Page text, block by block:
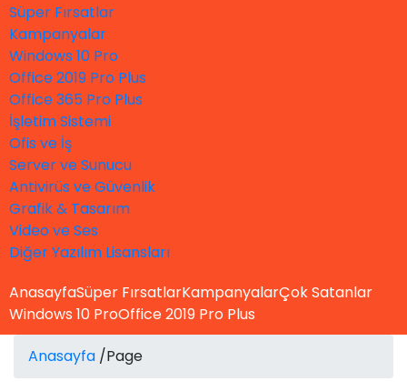
Süper Fırsatlar
Kampanyalar
Windows 10 Pro
Office 2019 Pro Plus
Office 365 Pro Plus
İşletim Sistemi
Ofis ve İş
Server ve Sunucu
Antivirüs ve Güvenlik
Grafik & Tasarım
Video ve Ses
Diğer Yazılım Lisansları
AnasayfaSüper FırsatlarKampanyalarÇok Satanlar
Windows 10 ProOffice 2019 Pro Plus
Anasayfa /Page